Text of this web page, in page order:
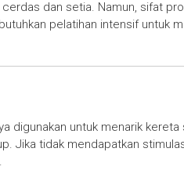
dan setia. Namun, sifat
pelatihan intensif untuk
digunakan untuk menarik
Jika tidak mendapatkan